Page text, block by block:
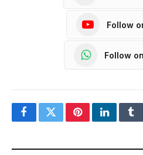
Follow
Follow
FacebookTwitterPinterestLinkedIn